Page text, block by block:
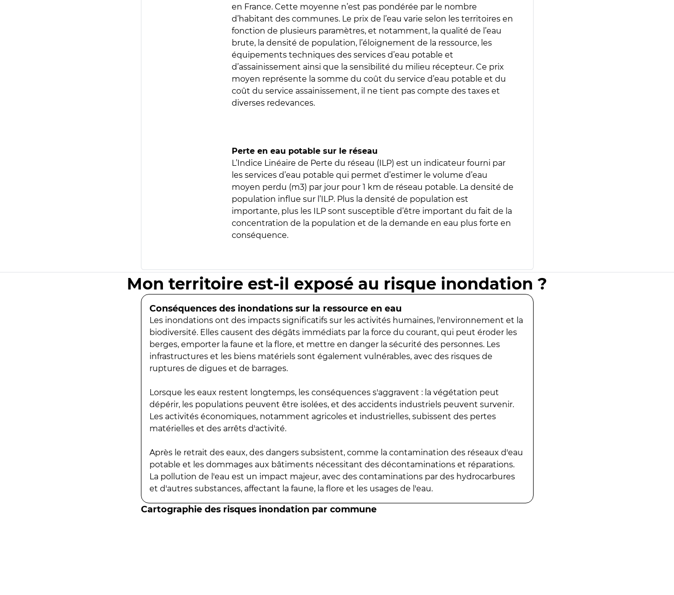
en France. Cette moyenne n’est pas pondérée par le nombre
d’habitant des communes. Le prix de l’eau varie selon les territoires en
fonction de plusieurs paramètres, et notamment, la qualité de l’eau
brute, la densité de population, l’éloignement de la ressource, les
équipements techniques des services d’eau potable et
d’assainissement ainsi que la sensibilité du milieu récepteur. Ce prix
moyen représente la somme du coût du service d’eau potable et du
coût du service assainissement, il ne tient pas compte des taxes et
diverses redevances.
Perte en eau potable sur le réseau
L’Indice Linéaire de Perte du réseau (ILP) est un indicateur fourni par
les services d’eau potable qui permet d’estimer le volume d’eau
moyen perdu (m3) par jour pour 1 km de réseau potable. La densité de
population influe sur l’ILP. Plus la densité de population est
importante, plus les ILP sont susceptible d’être important du fait de la
concentration de la population et de la demande en eau plus forte en
conséquence.
Mon territoire est-il exposé au risque inondation ?
Conséquences des inondations sur la ressource en eau
Les inondations ont des impacts significatifs sur les activités humaines, l'environnement et la
biodiversité. Elles causent des dégâts immédiats par la force du courant, qui peut éroder les
berges, emporter la faune et la flore, et mettre en danger la sécurité des personnes. Les
infrastructures et les biens matériels sont également vulnérables, avec des risques de
ruptures de digues et de barrages.
Lorsque les eaux restent longtemps, les conséquences s'aggravent : la végétation peut
dépérir, les populations peuvent être isolées, et des accidents industriels peuvent survenir.
Les activités économiques, notamment agricoles et industrielles, subissent des pertes
matérielles et des arrêts d'activité.
Après le retrait des eaux, des dangers subsistent, comme la contamination des réseaux d'eau
potable et les dommages aux bâtiments nécessitant des décontaminations et réparations.
La pollution de l'eau est un impact majeur, avec des contaminations par des hydrocarbures
et d'autres substances, affectant la faune, la flore et les usages de l'eau.
Cartographie des risques inondation par commune